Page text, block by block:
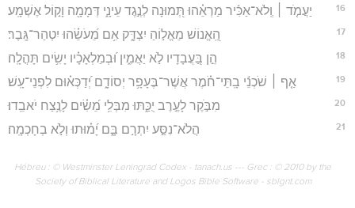
16 יַעֲמֹ֤ד ׀ וְֽלֹא־אַכִּ֬יר מַרְאֵ֗הוּ תְּ֭מוּנָה לְנֶ֣גֶד עֵינָ֑י דְּמָמָ֖ה וָק֣וֹל אֶשְׁמָֽע׃
17 הַֽ֭אֱנוֹשׁ מֵאֱל֣וֹהַ יִצְדָּ֑ק אִ֥ם מֵ֝עֹשֵׂ֗הוּ יִטְהַר־גָּֽבֶר׃
18 הֵ֣ן בַּ֭עֲבָדָיו לֹ֣א יַאֲמִ֑ין וּ֝בְמַלְאָכָ֗יו יָשִׂ֥ים תָּהֳלָֽה׃
19 אַ֤ף ׀ שֹׁכְנֵ֬י בָֽתֵּי־חֹ֗מֶר אֲשֶׁר־בֶּעָפָ֥ר יְסוֹדָ֑ם יְ֝דַכְּא֗וּם לִפְנֵי־עָֽשׁ׃
20 מִבֹּ֣קֶר לָעֶ֣רֶב יֻכַּ֑תּוּ מִבְּלִ֥י מֵ֝שִׂ֗ים לָנֶ֥צַח יֹאבֵֽדוּ׃
21 הֲלֹא־נִסַּ֣ע יִתְרָ֣ם בָּ֑ם יָ֝מ֗וּתוּ וְלֹ֣א בְחָכְמָֽה׃
Hébreu : © Westminster Leningrad Codex - tanach.us --- Grec : © 2010 by the
Society of Biblical Literature and Logos Bible Software - sblgnt.com